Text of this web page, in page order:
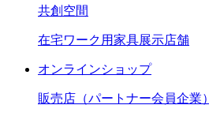
共創空間
在宅ワーク用家具展示店舗
オンラインショップ
販売店（パートナー会員企業）